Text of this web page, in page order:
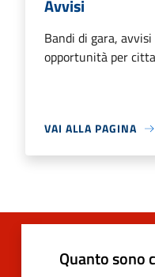
Avvisi
Bandi di gara,
opportunità per
VAI ALLA PAGINA
Quanto sono